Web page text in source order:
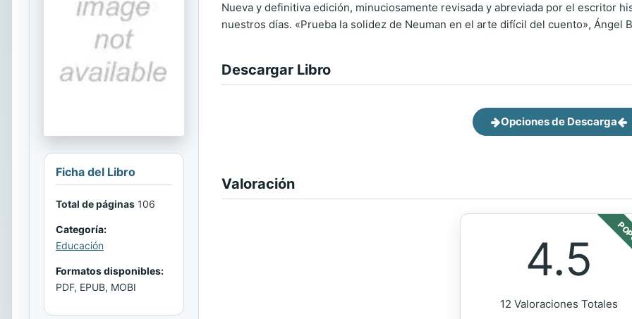
Ficha del Libro
Total de páginas 106
Categoría:
Educación
Formatos disponibles:
PDF, EPUB, MOBI
Nueva y definitiva edición, minuciosamente revisada y abreviada por el escritor
nuestros días. «Prueba la solidez de Neuman en el arte difícil del cuento», Ángel
Descargar Libro
Opciones de Descarga
Valoración
4.5
12 Valoraciones Totales